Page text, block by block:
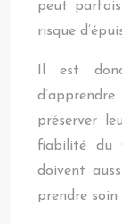
peut
risque
Il est
préserver
fiabilité du
doivent
prendre soin